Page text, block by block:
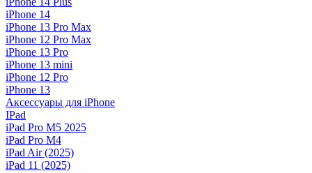
iPhone 14
iPhone 13 Pro Max
iPhone 12 Pro Max
iPhone 13 Pro
iPhone 13 mini
iPhone 12 Pro
iPhone 13
Аксессуары для iPhone
IPad
iPad Pro M5 2025
iPad Pro M4
iPad Air (2025)
iPad 11 (2025)